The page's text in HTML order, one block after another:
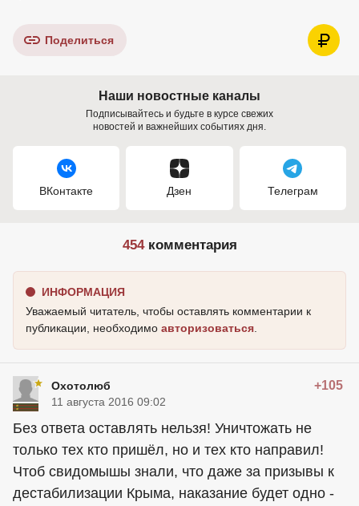
Поделиться
Наши новостные каналы
Подписывайтесь и будьте в курсе свежих
новостей и важнейших событиях дня.
ВКонтакте Дзен Телеграм
454комментария
ИНФОРМАЦИЯ
Уважаемый читатель, чтобы оставлять комментарии к
публикации, необходимо авторизоваться
Охотолюб +105
11 августа 2016 09:02
Без ответа оставлять нельзя! Уничтожать не
только тех кто пришёл, но и тех кто направил!
Чтоб свидомышы знали, что даже за призывы к
дестабилизации Крыма, наказание будет одно -